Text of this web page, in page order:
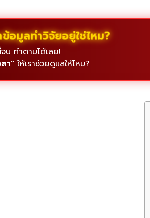
ข้อมูลทำวิจัยอยู่ใช่ไหม?
บ ทำตามได้เลย!
า" ให้เราช่วยดูแลให้ไหม?